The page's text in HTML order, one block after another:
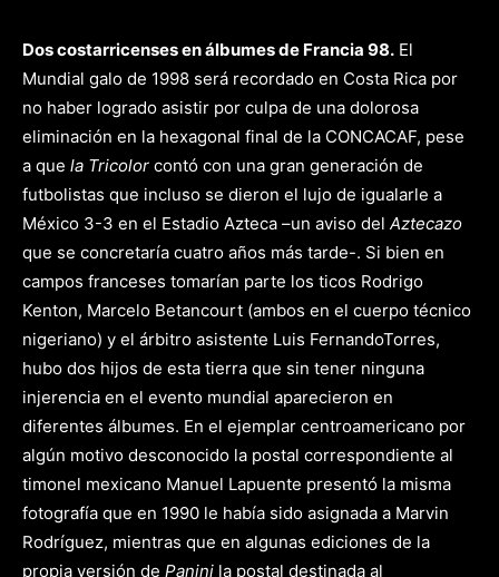
Dos costarricenses en álbumes de Francia 98. El
Mundial galo de 1998 será recordado en Costa Rica por
no haber logrado asistir por culpa de una dolorosa
eliminación en la hexagonal final de la CONCACAF, pese
a que la Tricolor contó con una gran generación de
futbolistas que incluso se dieron el lujo de igualarle a
México 3-3 en el Estadio Azteca –un aviso del Aztecazo
que se concretaría cuatro años más tarde-. Si bien en
campos franceses tomarían parte los ticos Rodrigo
Kenton, Marcelo Betancourt (ambos en el cuerpo técnico
nigeriano) y el árbitro asistente Luis FernandoTorres,
hubo dos hijos de esta tierra que sin tener ninguna
injerencia en el evento mundial aparecieron en
diferentes álbumes. En el ejemplar centroamericano por
algún motivo desconocido la postal correspondiente al
timonel mexicano Manuel Lapuente presentó la misma
fotografía que en 1990 le había sido asignada a Marvin
Rodríguez, mientras que en algunas ediciones de la
propia versión de Panini la postal destinada al